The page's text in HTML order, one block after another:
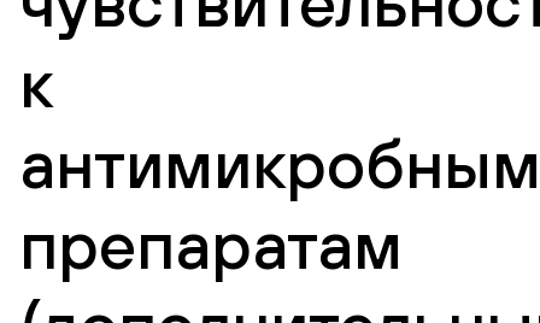
к
антимикробным
препаратам